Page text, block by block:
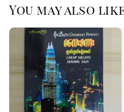
You may also